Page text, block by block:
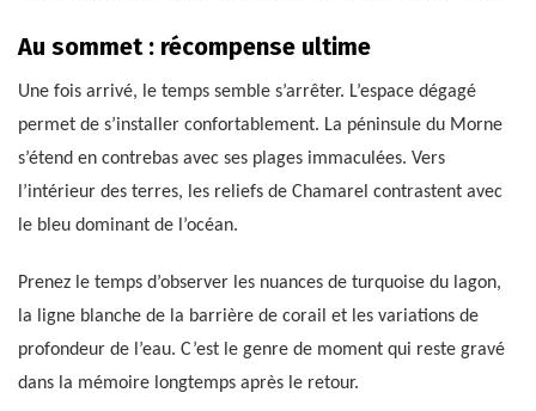
Au sommet : récompense ultime
Une fois arrivé, le temps semble s’arrêter. L’espace dégagé
permet de s’installer confortablement. La péninsule du Morne
s’étend en contrebas avec ses plages immaculées. Vers
l’intérieur des terres, les reliefs de Chamarel contrastent avec
le bleu dominant de l’océan.
Prenez le temps d’observer les nuances de turquoise du lagon,
la ligne blanche de la barrière de corail et les variations de
profondeur de l’eau. C’est le genre de moment qui reste gravé
dans la mémoire longtemps après le retour.